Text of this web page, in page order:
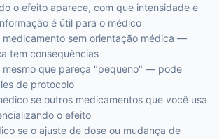
o efeito aparece, com que intensidade e
é útil para o médico
medicamento sem orientação médica —
tem consequências
mesmo que pareça "pequeno" — pode
de protocolo
se outros medicamentos que você usa
o efeito
se o ajuste de dose ou mudança de